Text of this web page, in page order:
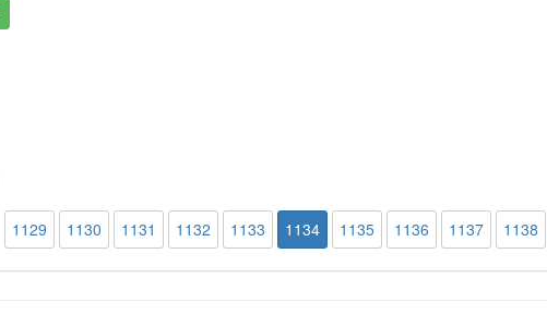
1129 1130 1131 1132 1133 1134 1135 1136 1137 1138